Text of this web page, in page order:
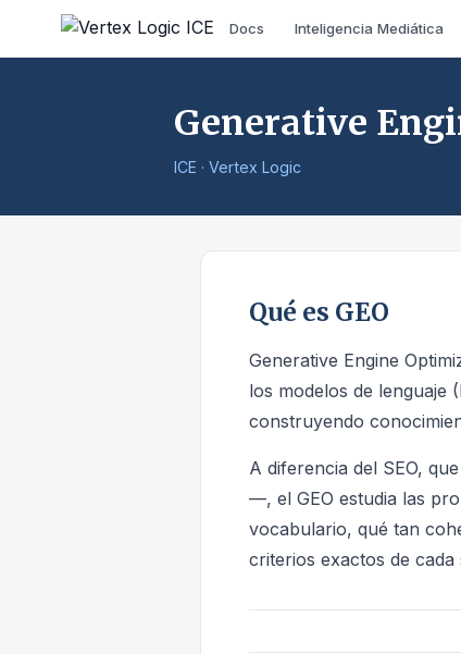
Docs Inteligencia Mediática
Generative
ICE · Vertex Logic
Qué es GEO
Generative Engine
los modelos de lenguaje
construyendo
A diferencia del SEO,
—, el GEO estudia las
vocabulario, qué tan
criterios exactos de